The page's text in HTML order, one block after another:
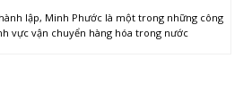
lập, Minh Phước là một trong những công
vực vận chuyển hàng hóa trong nước